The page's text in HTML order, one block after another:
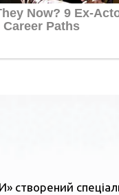
створений